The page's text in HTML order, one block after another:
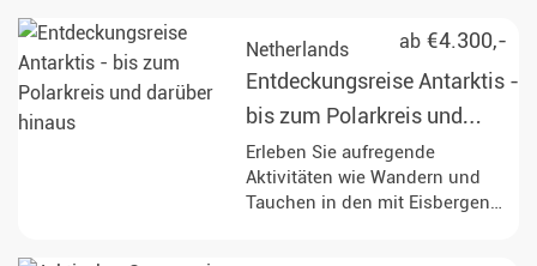
Halten Sie Ausschau nach
faszinierenden Tierarten,
während Sie durch die
navigieren.
ab €4.300,-
Netherlands
Entdeckungsreise Antarktis -
bis zum Polarkreis und
darüber hinaus
Erleben Sie aufregende
Aktivitäten wie Wandern und
Tauchen in den mit Eisbergen